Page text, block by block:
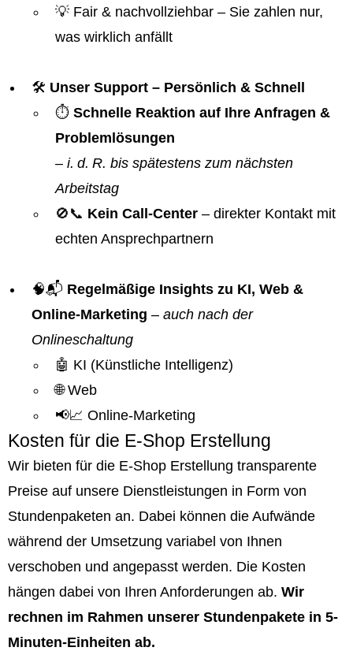
💡 Fair & nachvollziehbar – Sie zahlen nur,
was wirklich anfällt
🛠️ Unser Support – Persönlich & Schnell
⏱️ Schnelle Reaktion auf Ihre Anfragen &
Problemlösungen
– i. d. R. bis spätestens zum nächsten
Arbeitstag
🚫📞 Kein Call-Center – direkter Kontakt mit
echten Ansprechpartnern
🧠📬 Regelmäßige Insights zu KI, Web &
Online-Marketing – auch nach der
Onlineschaltung
🤖 KI (Künstliche Intelligenz)
🌐 Web
📢📈 Online-Marketing
Kosten für die E-Shop Erstellung
Wir bieten für die E-Shop Erstellung transparente
Preise auf unsere Dienstleistungen in Form von
Stundenpaketen an. Dabei können die Aufwände
während der Umsetzung variabel von Ihnen
verschoben und angepasst werden. Die Kosten
hängen dabei von Ihren Anforderungen ab. Wir
rechnen im Rahmen unserer Stundenpakete in 5-
Minuten-Einheiten ab.